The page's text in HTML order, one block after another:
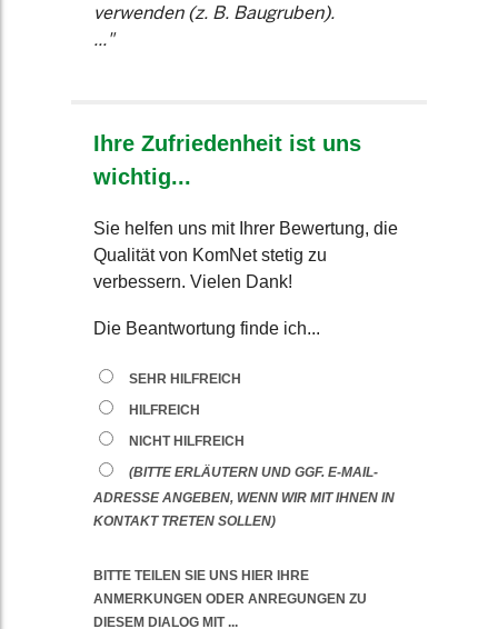
verwenden (z. B. Baugruben).
..."